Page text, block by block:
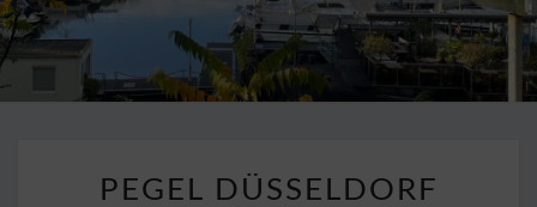
CREFELDER
YACHT
CLUB E.V.
DÜSSELDORF
PEGEL DÜSSELDORF